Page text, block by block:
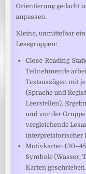
Orientierung gedacht
anpassen.
Kleine, unmittelbar
Lesegruppen:
Close-Reading-
Teilnehmende
Textauszügen mit
(Sprache und
Leerstellen).
und vor der
vergleichende
interpretatorischer
Motivkarten
Symbole (Wasser,
Karten